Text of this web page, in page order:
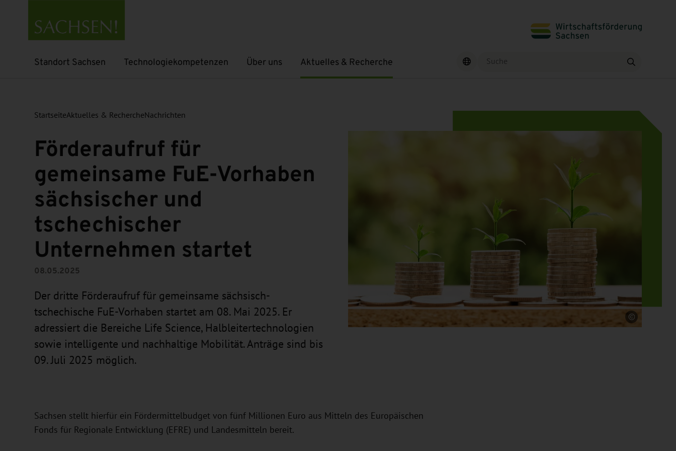
Standort Sachsen
Untermenü öffnen Technologiekompetenzen
Untermenü öffnen Über uns
Untermenü öffnenAktuelles & Recherche
Untermenü öffnen Finden
StartseiteAktuelles & RechercheNachrichten
Förderaufruf für
gemeinsame FuE-Vorhaben
sächsischer und
tschechischer
Unternehmen startet
08.05.2025
Der dritte Förderaufruf für gemeinsame sächsisch-
tschechische FuE-Vorhaben startet am 08. Mai 2025. Er
adressiert die Bereiche Life Science, Halbleitertechnologien
sowie intelligente und nachhaltige Mobilität. Anträge sind bis
09. Juli 2025 möglich.
Quelle
Sachsen stellt hierfür ein Fördermittelbudget von fünf Millionen Euro aus Mitteln des Europäischen
Fonds für Regionale Entwicklung (EFRE) und Landesmitteln bereit.